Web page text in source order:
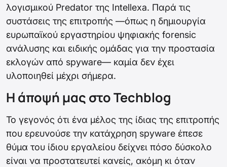
λογισμικού Predator της Intellexa. Παρά τις
συστάσεις της επιτροπής —όπως η δημιουργία
ευρωπαϊκού εργαστηρίου ψηφιακής forensic
ανάλυσης και ειδικής ομάδας για την προστασία
εκλογών από spyware— καμία δεν έχει
υλοποιηθεί μέχρι σήμερα.
Η άποψή μας στο Techblog
Το γεγονός ότι ένα μέλος της ίδιας της επιτροπής
που ερευνούσε την κατάχρηση spyware έπεσε
θύμα του ίδιου εργαλείου δείχνει πόσο δύσκολο
είναι να προστατευτεί κανείς, ακόμη κι όταν